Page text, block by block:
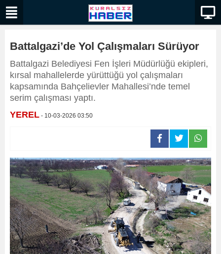
Battalgazi’de Yol Çalışmaları Sürüyor
Battalgazi Belediyesi Fen İşleri Müdürlüğü ekipleri,
kırsal mahallelerde yürüttüğü yol çalışmaları
kapsamında Bahçelievler Mahallesi’nde temel
serim çalışması yaptı.
YEREL - 10-03-2026 03:50